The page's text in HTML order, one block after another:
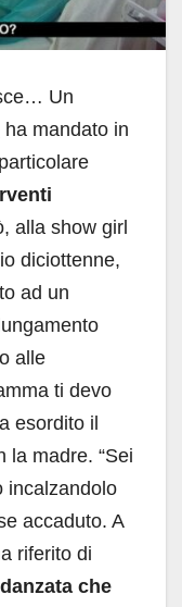
Un
ha mandato in
alla show girl
diciottenne,
ad un
alle
ti devo
esordito il
la madre. “Sei
incalzandolo
accaduto. A
riferito di
che